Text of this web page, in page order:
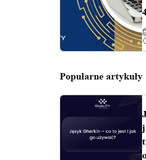
Popularne artykuły